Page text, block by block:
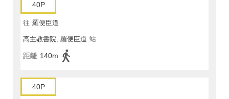
40P
往 羅便臣道
高主教書院, 羅便臣道 站
距離 140m
40P